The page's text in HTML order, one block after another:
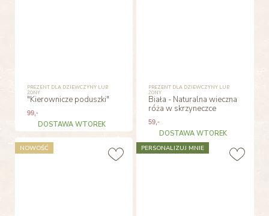
PREZENT DLA DZIEWCZYNY LUB
ŻONY
"Kierownicze poduszki"
99,-
DOSTAWA WTOREK
PREZENT DLA DZIEWCZYNY LUB
ŻONY
Biała - Naturalna wieczna
róża w skrzyneczce
59 ,-
DOSTAWA WTOREK
NOWOŚĆ PERSONALIZUJ MNIE